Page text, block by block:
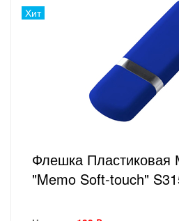
Хит
Флешка
"Memo Soft-touch"